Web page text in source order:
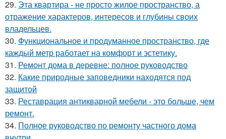
29. Эта квартира - не просто жилое пространство, а
отражение характеров, интересов и глубины своих
владельцев.
30. Функциональное и продуманное пространство, где
каждый метр работает на комфорт и эстетику.
31. Ремонт дома в деревне: полное руководство
32. Какие природные заповедники находятся под
защитой
33. Реставрация антикварной мебели - это больше, чем
ремонт.
34. Полное руководство по ремонту частного дома